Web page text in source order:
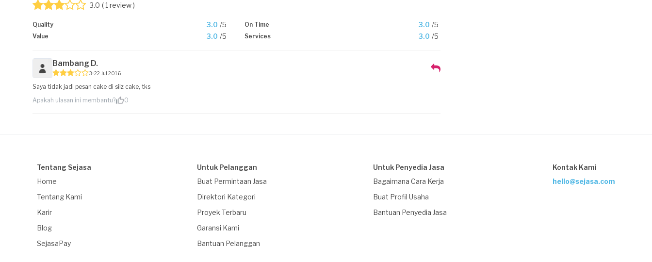
3.0 ( 1 review )
Quality 3.0 /5 On Time 3.0 /5
Value 3.0 /5 Services 3.0 /5
Bambang D.
3 22 Jul 2016
Saya tidak jadi pesan cake di silz cake, tks
Apakah ulasan ini membantu?
0
Tentang Sejasa
Home
Tentang Kami
Karir
Blog
SejasaPay
Untuk Pelanggan
Buat Permintaan Jasa
Direktori Kategori
Proyek Terbaru
Garansi Kami
Bantuan Pelanggan
Untuk Penyedia Jasa
Bagaimana Cara Kerja
Buat Profil Usaha
Bantuan Penyedia Jasa
Kontak Kami
hello@sejasa.com